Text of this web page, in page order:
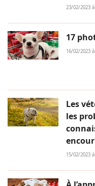
23/02/2023
17
16/02/2023
Les
les
15/02/2023